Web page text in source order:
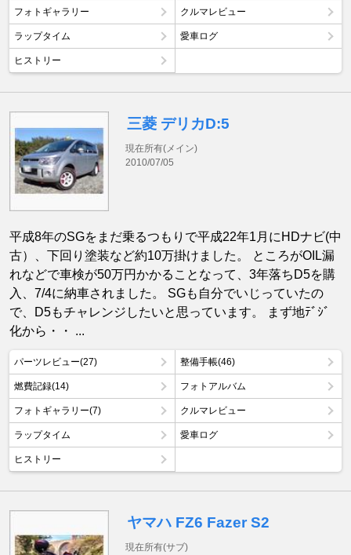
フォトギャラリー クルマレビュー
ラップタイム 愛車ログ
ヒストリー
三菱 デリカD:5
現在所有(メイン)
2010/07/05
平成8年のSGをまだ乗るつもりで平成22年1月にHDナビ(中
古）、下回り塗装など約10万掛けました。 ところがOIL漏
れなどで車検が50万円かかることなって、3年落ちD5を購
入、7/4に納車されました。 SGも自分でいじっていたの
で、D5もチャレンジしたいと思っています。 まず地ﾃﾞｼﾞ
化から・・ ...
パーツレビュー(27) 整備手帳(46)
燃費記録(14) フォトアルバム
フォトギャラリー(7) クルマレビュー
ラップタイム 愛車ログ
ヒストリー
ヤマハ FZ6 Fazer S2
現在所有(サブ)